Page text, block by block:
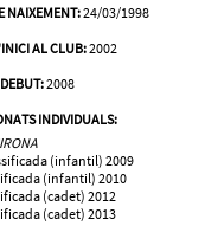
NAIXEMENT:24/03/1998
AL CLUB:2002
2008
INDIVIDUALS:
(infantil) 2009
(infantil) 2010
(cadet) 2012
(cadet) 2013